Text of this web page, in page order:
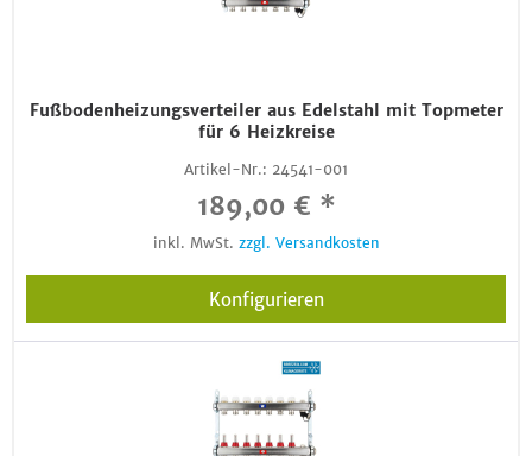
Fußbodenheizungsverteiler aus Edelstahl mit Topmeter
für 6 Heizkreise
Artikel-Nr.: 24541-001
189,00 € *
inkl. MwSt. zzgl. Versandkosten
Konfigurieren